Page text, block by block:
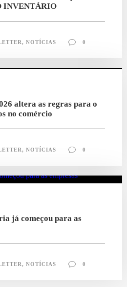
INVENTÁRIO
, NOTÍCIAS 0
altera as regras para o
no comércio
NOTÍCIAS 0
já começou para as
NOTÍCIAS 0